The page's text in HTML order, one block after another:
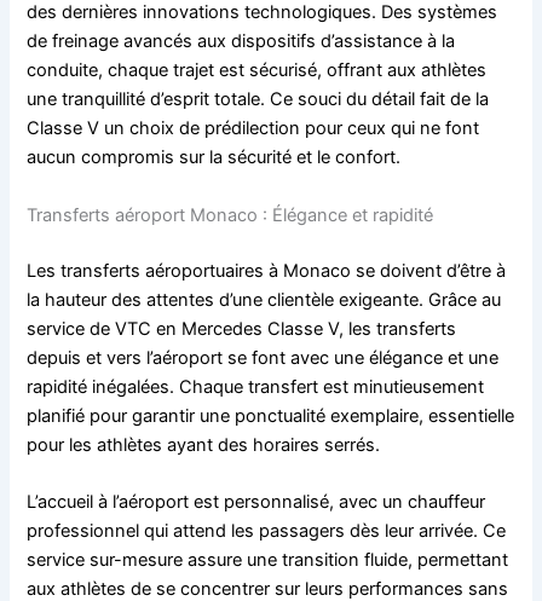
des dernières innovations technologiques. Des systèmes
de freinage avancés aux dispositifs d’assistance à la
conduite, chaque trajet est sécurisé, offrant aux athlètes
une tranquillité d’esprit totale. Ce souci du détail fait de la
Classe V un choix de prédilection pour ceux qui ne font
aucun compromis sur la sécurité et le confort.
Transferts aéroport Monaco : Élégance et rapidité
Les transferts aéroportuaires à Monaco se doivent d’être à
la hauteur des attentes d’une clientèle exigeante. Grâce au
service de VTC en Mercedes Classe V, les transferts
depuis et vers l’aéroport se font avec une élégance et une
rapidité inégalées. Chaque transfert est minutieusement
planifié pour garantir une ponctualité exemplaire, essentielle
pour les athlètes ayant des horaires serrés.
L’accueil à l’aéroport est personnalisé, avec un chauffeur
professionnel qui attend les passagers dès leur arrivée. Ce
service sur-mesure assure une transition fluide, permettant
aux athlètes de se concentrer sur leurs performances sans